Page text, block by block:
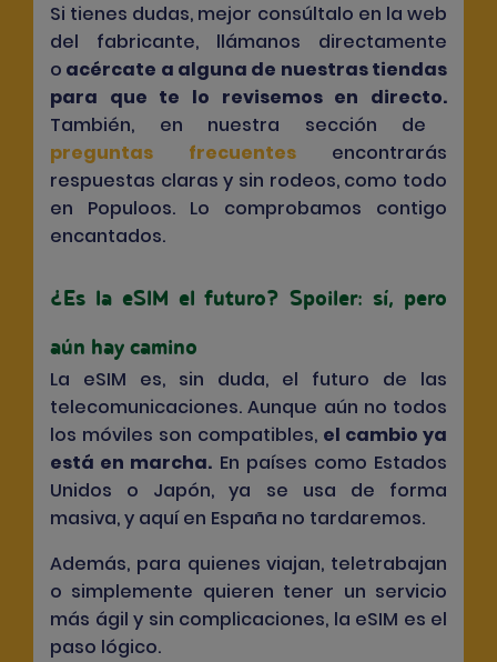
Si tienes dudas, mejor consúltalo en la web
del fabricante, llámanos directamente
o acércate a alguna de nuestras tiendas
para que te lo revisemos en directo.
También, en nuestra sección de
preguntas frecuentes
encontrarás
respuestas claras y sin rodeos, como todo
en Populoos. Lo comprobamos contigo
encantados.
¿Es la eSIM el futuro? Spoiler: sí, pero
aún hay camino
La eSIM es, sin duda, el futuro de las
telecomunicaciones. Aunque aún no todos
los móviles son compatibles, el cambio ya
está en marcha. En países como Estados
Unidos o Japón, ya se usa de forma
masiva, y aquí en España no tardaremos.
Además, para quienes viajan, teletrabajan
o simplemente quieren tener un servicio
más ágil y sin complicaciones, la eSIM es el
paso lógico.